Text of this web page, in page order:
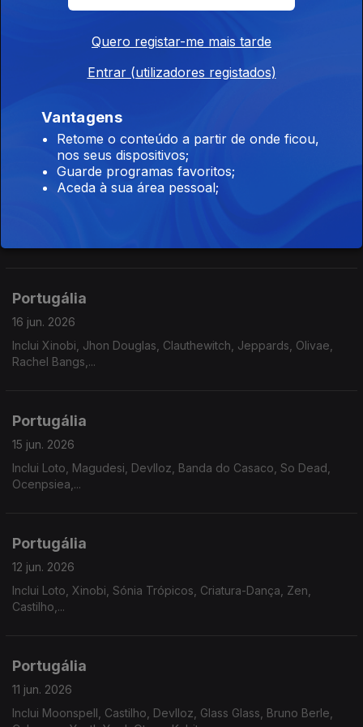
Soma Please,...
Portugália
Portugália
16 jun. 2026
Inclui Xinobi, Jhon Douglas, Clauthewitch, Jeppards, Olivae,
Rachel Bangs,...
Portugália
15 jun. 2026
Inclui Loto, Magudesi, Devlloz, Banda do Casaco, So Dead,
Ocenpsiea,...
Portugália
12 jun. 2026
Inclui Loto, Xinobi, Sónia Trópicos, Criatura-Dança, Zen,
Castilho,...
Portugália
11 jun. 2026
Inclui Moonspell, Castilho, Devlloz, Glass Glass, Bruno Berle,
Quero registar-me mais tarde
Entrar (utilizadores registados)
Vantagens
Retome o conteúdo a partir de onde ficou,
nos seus dispositivos;
Guarde programas favoritos;
Aceda à sua área pessoal;